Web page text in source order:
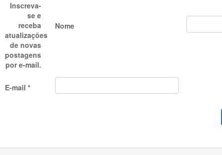
Inscreva-
se e
receba
atualizações
de novas
postagens
por e-mail.
Nome
E-mail *